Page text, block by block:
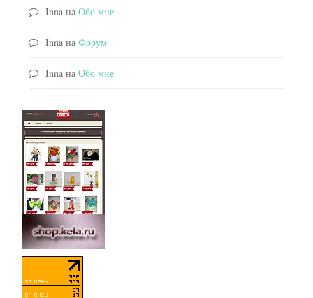
Inna на Обо мне
Inna на Форум
Inna на Обо мне